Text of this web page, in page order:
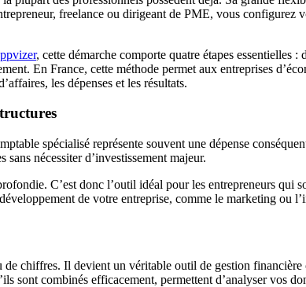
freelance ou dirigeant de PME, vous
, cette démarche comporte quatre étapes
En France, cette méthode permet aux entreprises
les dépenses et les résultats.
spécialisé représente souvent une dépense
nécessiter d’investissement majeur.
C’est donc l’outil idéal pour les entrepreneurs
de votre entreprise, comme le marketing ou
chiffres. Il devient un véritable outil de gestion
sont combinés efficacement, permettent d’analyser vos